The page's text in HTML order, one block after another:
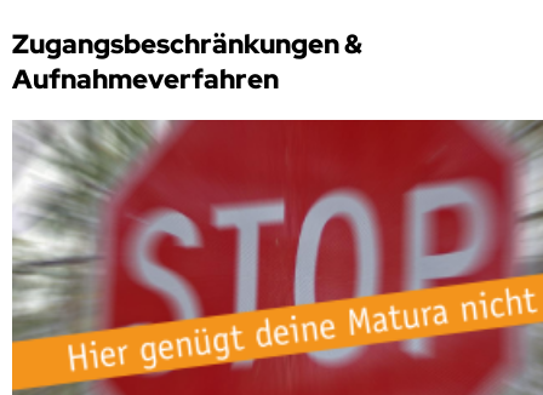
Zugangsbeschränkungen &
Aufnahmeverfahren